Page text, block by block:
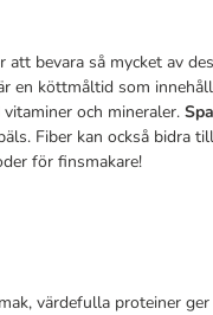
bevara så mycket av
en köttmåltid som
och mineraler.
Fiber kan också bidra
för finsmakare!
värdefulla proteiner ger